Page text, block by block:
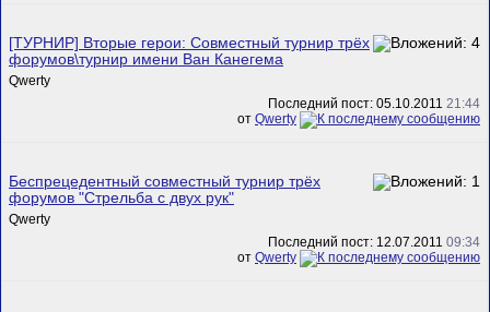
[ТУРНИР] Вторые герои: Совместный турнир трёх
форумов\турнир имени Ван Канегема
Qwerty
Последний пост: 05.10.2011 21:44
от Qwerty
Беспрецедентный совместный турнир трёх
форумов "Стрельба с двух рук"
Qwerty
Последний пост: 12.07.2011 09:34
от Qwerty